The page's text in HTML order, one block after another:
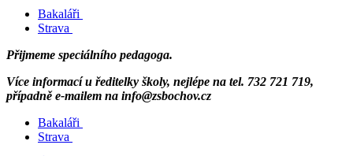
Bakaláři
Strava
Přijmeme speciálního pedagoga.
Více informací u ředitelky školy, nejlépe na tel. 732 721 719,
případně e-mailem na info@zsbochov.cz
Bakaláři
Strava